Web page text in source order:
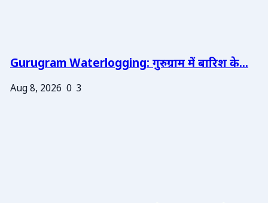
Gurugram Waterlogging: गुरुग्राम में बारिश के...
Aug 8, 2026 0 3